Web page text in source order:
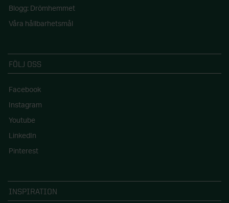
Blogg: Drömhemmet
Våra hållbarhetsmål
FÖLJ OSS
Facebook
Instagram
Youtube
LinkedIn
Pinterest
INSPIRATION